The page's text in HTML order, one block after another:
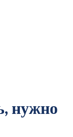
нужно